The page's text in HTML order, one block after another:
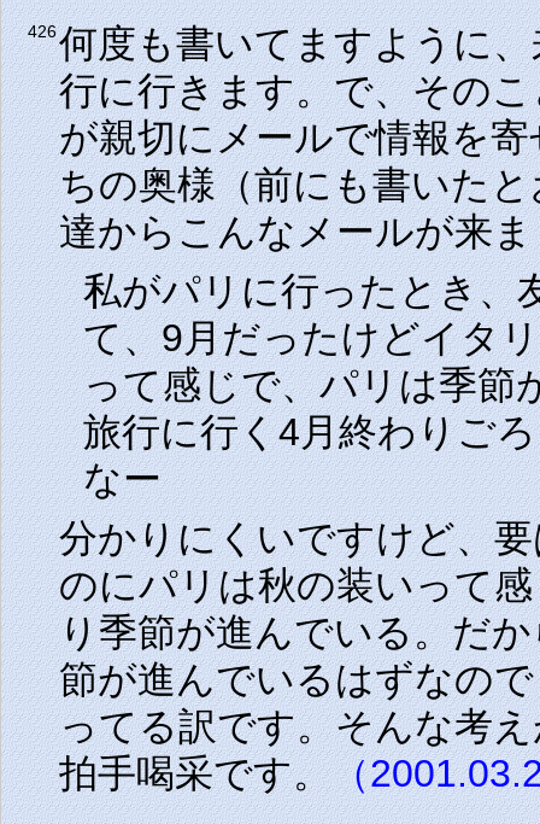
426何度も書いてますように
行に行きます。で、その
が親切にメールで情報を
ちの奥様（前にも書いた
達からこんなメールが来
私がパリに行ったとき、
て、9月だったけどイタ
って感じで、パリは季節
旅行に行く4月終わりご
なー
分かりにくいですけど、
のにパリは秋の装いって
り季節が進んでいる。だ
節が進んでいるはずなの
ってる訳です。そんな考
拍手喝采です。（